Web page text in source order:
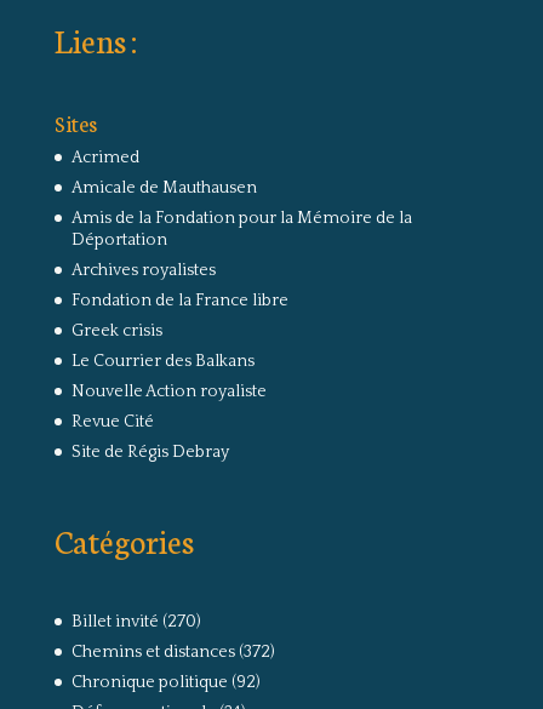
Liens :
Sites
Acrimed
Amicale de Mauthausen
Amis de la Fondation pour la Mémoire de la
Déportation
Archives royalistes
Fondation de la France libre
Greek crisis
Le Courrier des Balkans
Nouvelle Action royaliste
Revue Cité
Site de Régis Debray
Catégories
Billet invité (270)
Chemins et distances(372)
Chronique politique (92)